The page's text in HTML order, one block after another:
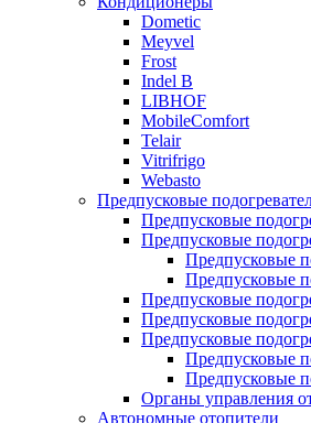
Dometic
Meyvel
Frost
Indel B
LIBHOF
MobileComfort
Telair
Vitrifrigo
Webasto
Предпусковые
Предпусковые
Предпусковые
Предпусковые
Предпусковые
Предпусковые
Предпусковые
Предпусковые
Предпусковые
Предпусковые
Органы управления
Автономные отопители